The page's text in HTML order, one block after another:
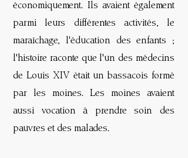
économiquement. Ils avaient également
parmi leurs différentes activités, le
maraîchage, l'éducation des enfants ;
l'histoire raconte que l'un des médecins
de Louis XIV était un bassacois formé
par les moines. Les moines avaient
aussi vocation à prendre soin des
pauvres et des malades.